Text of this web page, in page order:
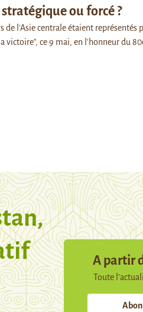
ou forcé ?
de l'Asie centrale étaient
victoire", ce 9 mai, en l'honneur du
A partir
Toute